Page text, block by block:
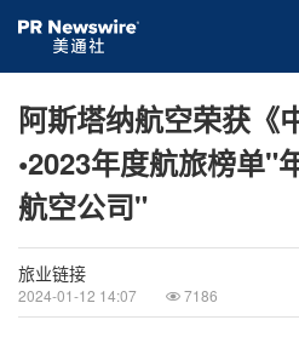
阿斯塔纳航空荣获《
•2023年度航旅榜单"
航空公司"
旅业链接
2024-01-12 14:07 7186